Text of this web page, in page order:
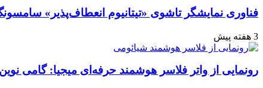
فناوری نمایشگر تاشوی «تیتانیوم انعطاف‌پذیر»
3 هفته پیش
رونمایی از واتر فلاسر هوشمند حرفه‌ای میجیا: گامی